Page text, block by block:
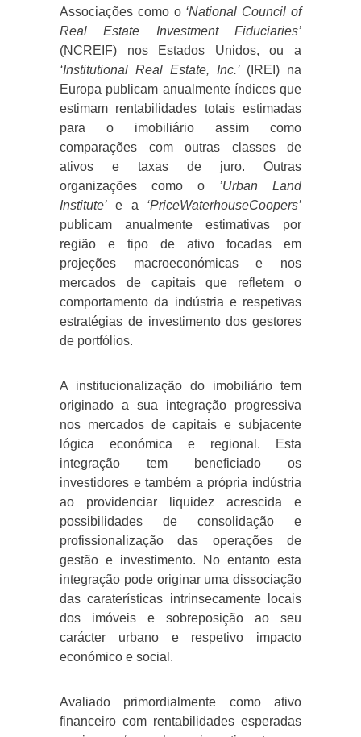
Associações como o ‘National Council of
Real Estate Investment Fiduciaries’
(NCREIF) nos Estados Unidos, ou a
‘Institutional Real Estate, Inc.’ (IREI) na
Europa publicam anualmente índices que
estimam rentabilidades totais estimadas
para o imobiliário assim como
comparações com outras classes de
ativos e taxas de juro. Outras
organizações como o ’Urban Land
Institute’ e a ‘PriceWaterhouseCoopers’
publicam anualmente estimativas por
região e tipo de ativo focadas em
projeções macroeconómicas e nos
mercados de capitais que refletem o
comportamento da indústria e respetivas
estratégias de investimento dos gestores
de portfólios.
A institucionalização do imobiliário tem
originado a sua integração progressiva
nos mercados de capitais e subjacente
lógica económica e regional. Esta
integração tem beneficiado os
investidores e também a própria indústria
ao providenciar liquidez acrescida e
possibilidades de consolidação e
profissionalização das operações de
gestão e investimento. No entanto esta
integração pode originar uma dissociação
das caraterísticas intrinsecamente locais
dos imóveis e sobreposição ao seu
carácter urbano e respetivo impacto
económico e social.
Avaliado primordialmente como ativo
financeiro com rentabilidades esperadas